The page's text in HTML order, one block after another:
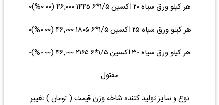
هر کیلو ورق سیاه ۲۰ اکسین ۱/۵*۶ ۱۴۴۵ ۴۶,۰۰۰ (۰.۰۰%)۰
هر کیلو ورق سیاه ۲۵ اکسین ۱/۵*۶ ۱۸۰۵ ۴۶,۰۰۰ (۰.۰۰%)۰
هر کیلو ورق سیاه ۳۰ اکسین ۱/۵*۶ ۲۱۶۵ ۴۶,۰۰۰ (۰.۰۰%)۰
مفتول
نوع و سایز تولید کننده شاخه وزن قیمت ( تومان ) تغییر